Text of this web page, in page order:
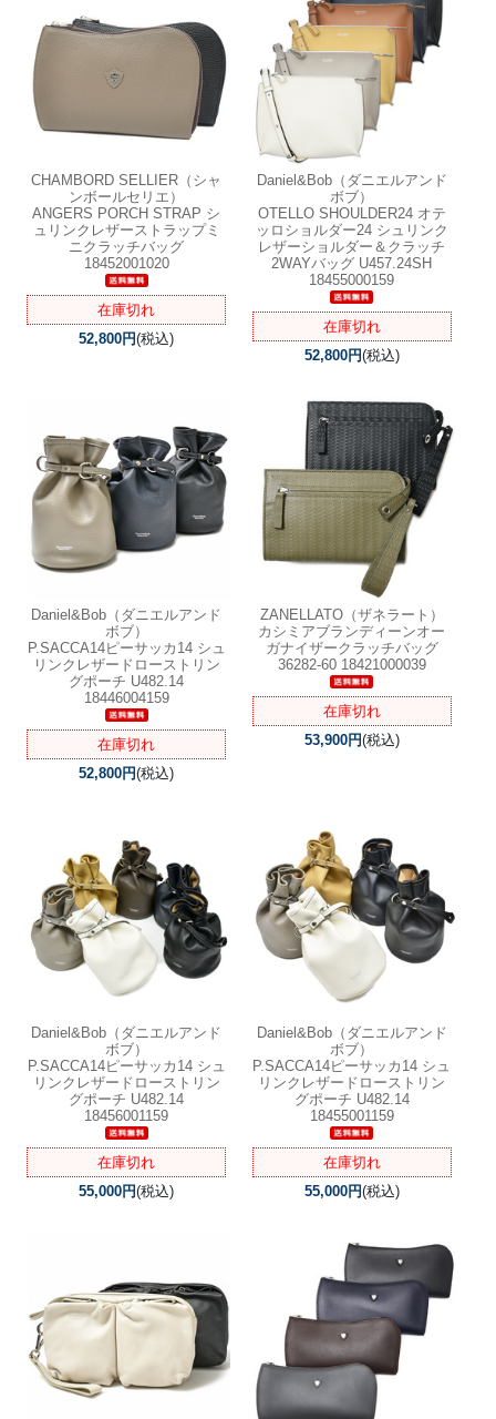
CHAMBORD SELLIER（シャ
ンボールセリエ）
ANGERS PORCH STRAP シ
ュリンクレザーストラップミ
ニクラッチバッグ
18452001020
在庫切れ
52,800円(税込)
Daniel&Bob（ダニエルアンド
ボブ）
OTELLO SHOULDER24 オテ
ッロショルダー24 シュリンク
レザーショルダー＆クラッチ
2WAYバッグ U457.24SH
18455000159
在庫切れ
52,800円(税込)
Daniel&Bob（ダニエルアンド
ボブ）
P.SACCA14ピーサッカ14 シュ
リンクレザードローストリン
グポーチ U482.14
18446004159
在庫切れ
52,800円(税込)
ZANELLATO（ザネラート）
カシミアブランディーンオー
ガナイザークラッチバッグ
36282-60 18421000039
在庫切れ
53,900円(税込)
Daniel&Bob（ダニエルアンド
ボブ）
P.SACCA14ピーサッカ14 シュ
リンクレザードローストリン
グポーチ U482.14
18456001159
在庫切れ
55,000円(税込)
Daniel&Bob（ダニエルアンド
ボブ）
P.SACCA14ピーサッカ14 シュ
リンクレザードローストリン
グポーチ U482.14
18455001159
在庫切れ
55,000円(税込)